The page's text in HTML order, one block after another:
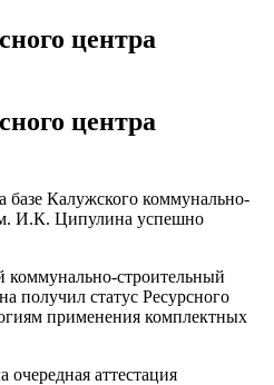
центра
центра
Калужского коммунально-
И.К. Ципулина успешно
коммунально-строительный
получил статус Ресурсного
применения комплектных
аттестация